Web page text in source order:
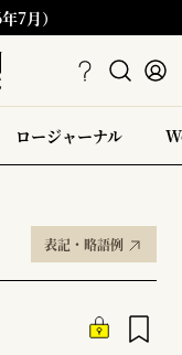
7月）
ロージャーナル
表記・略語例